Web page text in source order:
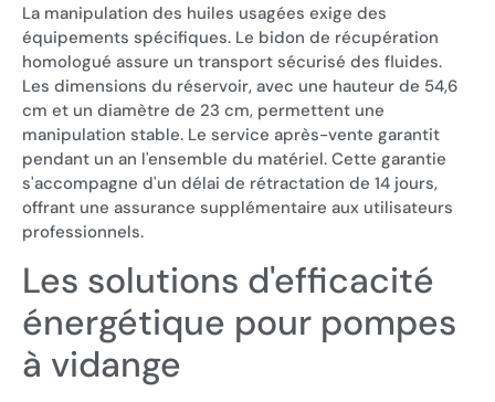
La manipulation des huiles usagées exige des
équipements spécifiques. Le bidon de récupération
homologué assure un transport sécurisé des fluides.
Les dimensions du réservoir, avec une hauteur de 54,6
cm et un diamètre de 23 cm, permettent une
manipulation stable. Le service après-vente garantit
pendant un an l'ensemble du matériel. Cette garantie
s'accompagne d'un délai de rétractation de 14 jours,
offrant une assurance supplémentaire aux utilisateurs
professionnels.
Les solutions d'efficacité
énergétique pour pompes
à vidange